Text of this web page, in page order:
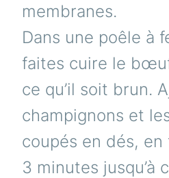
membranes.
Dans une poêle à
faites cuire le bœuf
ce qu’il soit brun.
champignons et
coupés en dés,
3 minutes jusqu’à